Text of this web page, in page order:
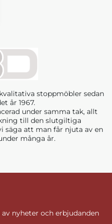
stoppmöbler sedan
år 1967.
under samma tak, allt
till den slutgiltiga
säga att man får njuta av en
många år.
nyheter och erbjudanden